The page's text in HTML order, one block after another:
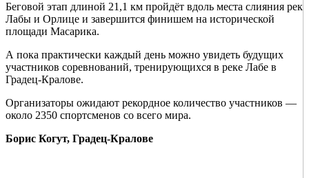
Беговой этап длиной 21,1 км пройдёт вдоль места слияния рек
Лабы и Орлице и завершится финишем на исторической
площади Масарика.
А пока практически каждый день можно увидеть будущих
участников соревнований, тренирующихся в реке Лабе в
Градец-Кралове.
Организаторы ожидают рекордное количество участников —
около 2350 спортсменов со всего мира.
Борис Когут, Градец-Кралове